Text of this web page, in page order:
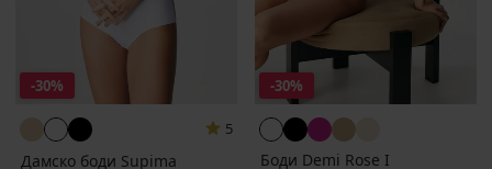
-30%
5
Дамско боди Supima
-30%
Боди Demi Rose I